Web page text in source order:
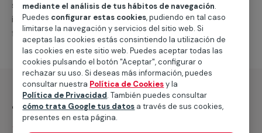
suministro de los materiales necesarios, las
intervenciones a realizar, o la mano de obra que hará
falta para completar tu proyecto.
¿Qué incluye?
mediante el análisis de tus hábitos de navegación.
Puedes configurar estas cookies, pudiendo en tal caso
limitarse la navegación y servicios del sitio web. Si
aceptas las cookies estás consintiendo la utilización de
las cookies en este sitio web. Puedes aceptar todas las
cookies pulsando el botón "Aceptar", configurar o
rechazar su uso. Si deseas más información, puedes
consultar nuestra Política de Cookiesy la
Política de Privacidad. También puedes consultar
cómo trata Google tus datos a través de sus cookies,
presentes en esta página.